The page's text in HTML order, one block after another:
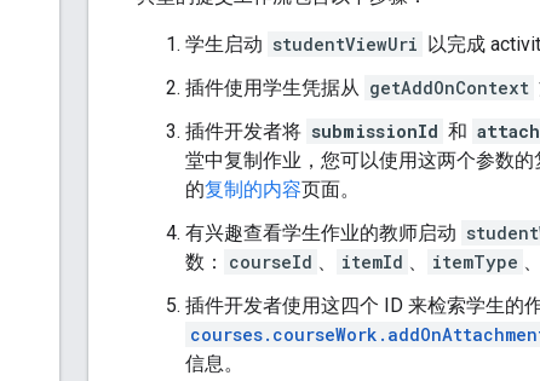
学生启动 studentViewUri 以完成
插件使用学生凭据从 getAddOnContext
插件开发者将 submissionId 和
堂中复制作业，您可以使用这两个参数
的复制的内容页面。
有兴趣查看学生作业的教师启动
数：
courseId 、 itemId 、 itemType 、
插件开发者使用这四个 ID 来检索学生的
信息。